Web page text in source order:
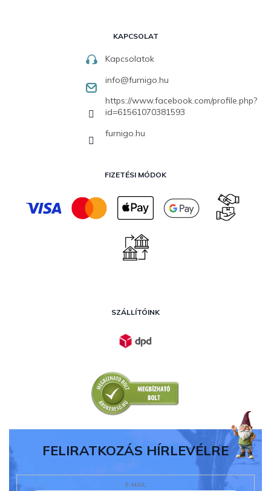
KAPCSOLAT
Kapcsolatok
info@furnigo.hu
https://www.facebook.com/profile.php?
id=61561070381593
furnigo.hu
FIZETÉSI MÓDOK
SZÁLLÍTÓINK
FELIRATKOZÁS HÍRLEVÉLRE
E-MAIL